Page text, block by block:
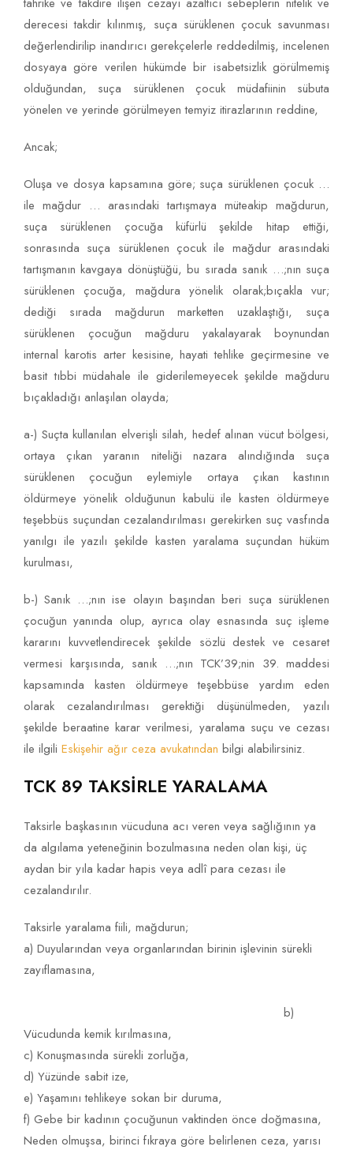
derecesi takdir kılınmış, suça sürüklenen çocuk savunması
değerlendirilip inandırıcı gerekçelerle reddedilmiş, incelenen
dosyaya göre verilen hükümde bir isabetsizlik görülmemiş
olduğundan, suça sürüklenen çocuk müdafiinin sübuta
yönelen ve yerinde görülmeyen temyiz itirazlarının reddine,
Ancak;
Oluşa ve dosya kapsamına göre; suça sürüklenen çocuk …
ile mağdur … arasındaki tartışmaya müteakip mağdurun,
suça sürüklenen çocuğa küfürlü şekilde hitap ettiği,
sonrasında suça sürüklenen çocuk ile mağdur arasındaki
tartışmanın kavgaya dönüştüğü, bu sırada sanık …;nın suça
sürüklenen çocuğa, mağdura yönelik olarak;bıçakla vur;
dediği sırada mağdurun marketten uzaklaştığı, suça
sürüklenen çocuğun mağduru yakalayarak boynundan
internal karotis arter kesisine, hayati tehlike geçirmesine ve
basit tıbbi müdahale ile giderilemeyecek şekilde mağduru
bıçakladığı anlaşılan olayda;
a-) Suçta kullanılan elverişli silah, hedef alınan vücut bölgesi,
ortaya çıkan yaranın niteliği nazara alındığında suça
sürüklenen çocuğun eylemiyle ortaya çıkan kastının
öldürmeye yönelik olduğunun kabulü ile kasten öldürmeye
teşebbüs suçundan cezalandırılması gerekirken suç vasfında
yanılgı ile yazılı şekilde kasten yaralama suçundan hüküm
kurulması,
b-) Sanık …;nın ise olayın başından beri suça sürüklenen
çocuğun yanında olup, ayrıca olay esnasında suç işleme
kararını kuvvetlendirecek şekilde sözlü destek ve cesaret
vermesi karşısında, sanık …;nın TCK’39;nin 39. maddesi
kapsamında kasten öldürmeye teşebbüse yardım eden
olarak cezalandırılması gerektiği düşünülmeden, yazılı
şekilde beraatine karar verilmesi, yaralama suçu ve cezası
ile ilgili Eskişehir ağır ceza avukatından bilgi alabilirsiniz.
TCK 89 TAKSİRLE YARALAMA
Taksirle başkasının vücuduna acı veren veya sağlığının ya
da algılama yeteneğinin bozulmasına neden olan kişi, üç
aydan bir yıla kadar hapis veya adlî para cezası ile
cezalandırılır.
Taksirle yaralama fiili, mağdurun;
a) Duyularından veya organlarından birinin işlevinin sürekli
zayıflamasına,
b)
Vücudunda kemik kırılmasına,
c) Konuşmasında sürekli zorluğa,
d) Yüzünde sabit ize,
e) Yaşamını tehlikeye sokan bir duruma,
f) Gebe bir kadının çocuğunun vaktinden önce doğmasına,
Neden olmuşsa, birinci fıkraya göre belirlenen ceza, yarısı